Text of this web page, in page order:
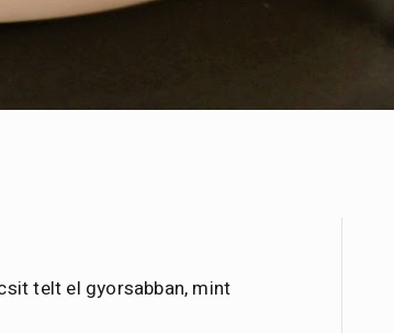
telt el gyorsabban, mint